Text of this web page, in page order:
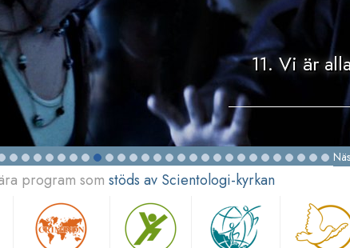
11. Vi är
program som stöds av Scientologi-kyrkan